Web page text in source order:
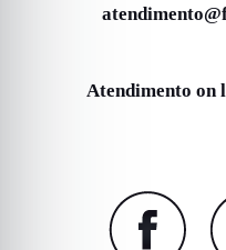
Atendimento on